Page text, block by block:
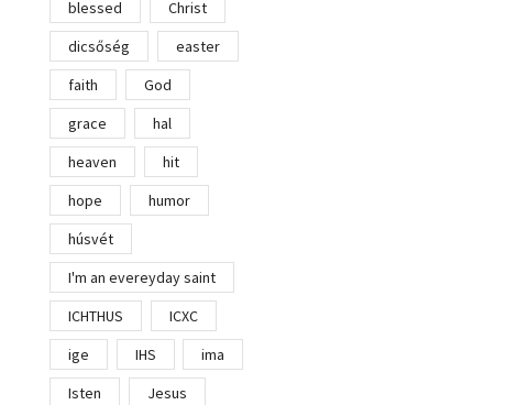
blessed
Christ
dicsőség
easter
faith
God
grace
hal
heaven
hit
hope
humor
húsvét
I'm an evereyday saint
ICHTHUS
ICXC
ige
IHS
ima
Isten
Jesus